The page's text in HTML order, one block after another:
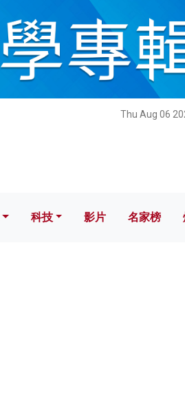
Thu Aug 06
科技 影片 名家榜
科技 影片 名家榜